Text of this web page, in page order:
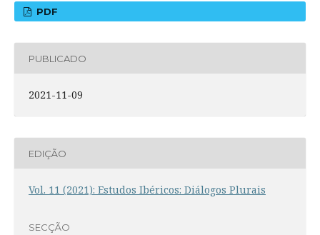
PDF
PUBLICADO
2021-11-09
EDIÇÃO
Vol. 11 (2021): Estudos Ibéricos: Diálogos Plurais
SECÇÃO